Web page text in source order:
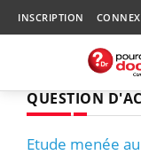
INSCRIPTION
QUESTION
Etude menée